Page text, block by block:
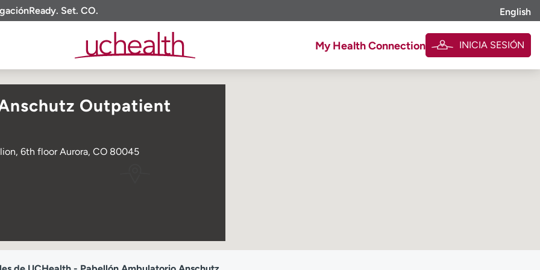
Ready. Set. CO. English
My Health Connection INICIA SESIÓN
Outpatient
6th floor Aurora, CO 80045